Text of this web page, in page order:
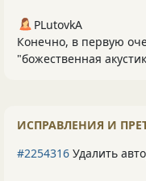
PLutоvkА
Конечно, в первую
"божественная
ИСПРАВЛЕНИЯ И
#2254316 Удалить